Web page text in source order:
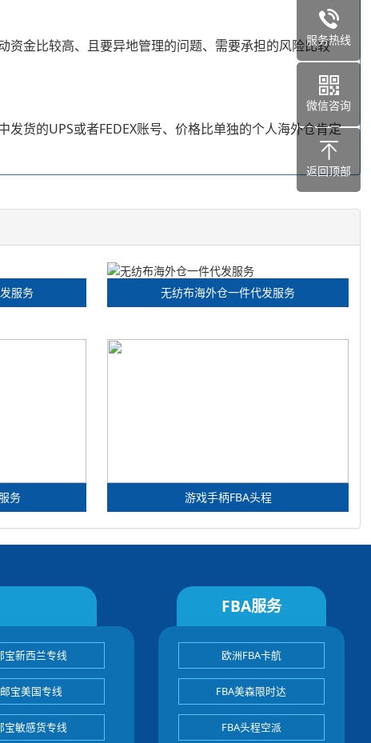
资金比较高、且要异地管理的问题、需要承担的风险比较
货的UPS或者FEDEX账号、价格比单独的个人海外仓肯定
服务 无纺布海外仓一件代发服务
务 游戏手柄FBA头程
宝新西兰专线
宝美国专线
宝敏感货专线
FBA服务
欧洲FBA卡航
FBA美森限时达
FBA头程空派
服务热线
微信咨询
返回顶部